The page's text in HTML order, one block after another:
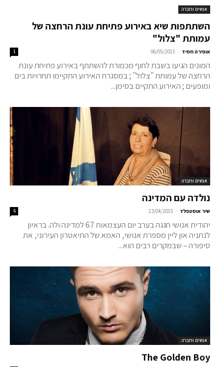
אנשים וחברה
השתתפות שיא באירוע פתיחת עונת הרחצה של
עמותת "צלול"
אופירה חסיד -
06/05/2015
1
המונים הגיעו בשבת לחוף מכמורת להשתתף באירוע פתיחת עונת
הרחצה של עמותת "צלול" ; במסגרת האירוע התקיימו תחרויות בים
ומופעים ; האירוע התקיים בסימן...
אנשים וחברה
נולדה עם המדינה
שיר אוסטפלד -
23/04/2015
6
יהודית אנושי חגגה בערב יום העצמאות 67 למדינה ולה. בראיון
לנתניה און ליין מספרת אנושי, האמא של התיאטרון העירוני, את
סיפורה – שבמקרים רבים הוא...
אנשים וחברה
The Golden Boy